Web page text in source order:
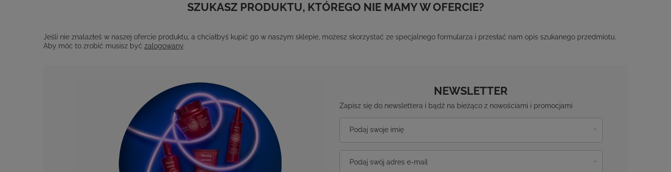
SZUKASZ PRODUKTU, KTÓREGO NIE MAMY W OFERCIE?
Jeśli nie znalazłeś w naszej ofercie produktu, a chciałbyś kupić go w naszym sklepie, możesz skorzystać ze specjalnego formularza i przesłać nam opis szukanego przedmiotu.
Aby móc to zrobić musisz być zalogowany.
NEWSLETTER
Zapisz się do newslettera i bądź na bieżąco z nowościami i promocjami
Podaj swoje imię
Podaj swój adres e-mail